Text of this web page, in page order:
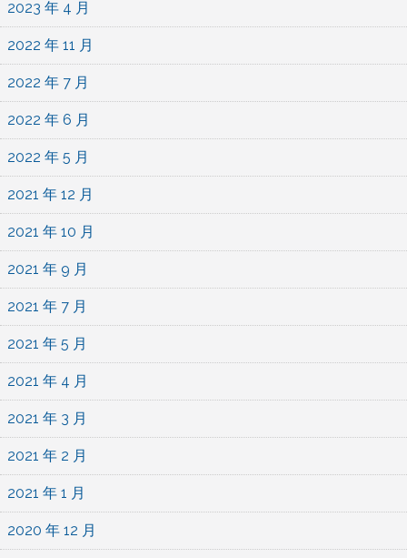
2023 年 4 月
2022 年 11 月
2022 年 7 月
2022 年 6 月
2022 年 5 月
2021 年 12 月
2021 年 10 月
2021 年 9 月
2021 年 7 月
2021 年 5 月
2021 年 4 月
2021 年 3 月
2021 年 2 月
2021 年 1 月
2020 年 12 月